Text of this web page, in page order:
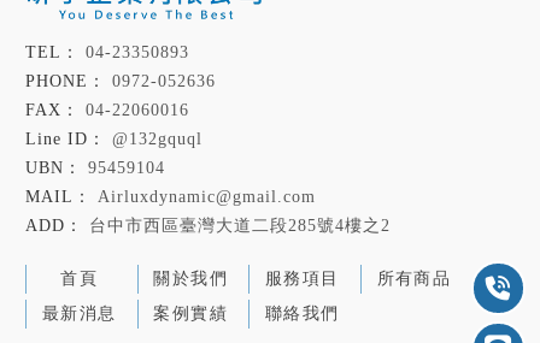
@132gquql
04-23350893
0972-052636
04-22060016
95459104
Airluxdynamic@gmail.com
台中市西區臺灣大道二段285號4樓之2
首頁 關於我們 服務項目
所有商品
最新消息
案例實績 聯絡我們